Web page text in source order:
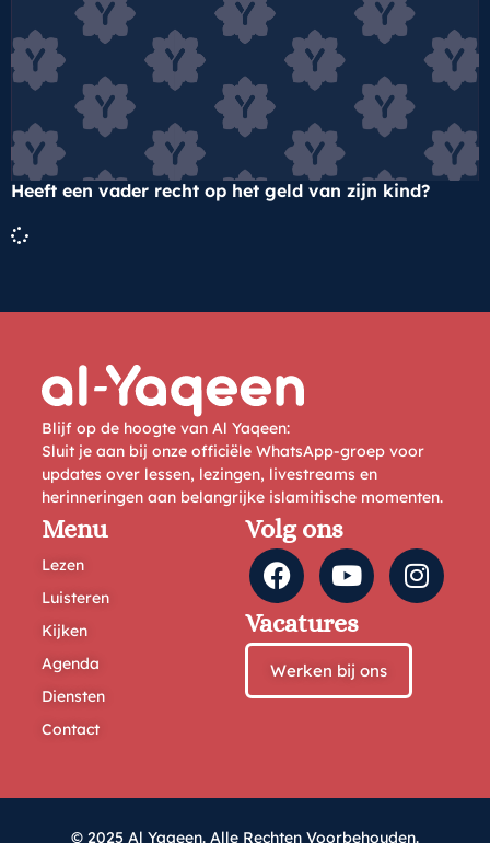
Heeft een vader recht op het geld van zijn kind?
Blijf op de hoogte van Al Yaqeen:
Sluit je aan bij onze officiële WhatsApp-groep voor
updates over lessen, lezingen, livestreams en
herinneringen aan belangrijke islamitische momenten.
Menu
Lezen
Luisteren
Kijken
Agenda
Diensten
Contact
Volg ons
Vacatures
Werken bij ons
© 2025 Al Yaqeen. Alle Rechten Voorbehouden.